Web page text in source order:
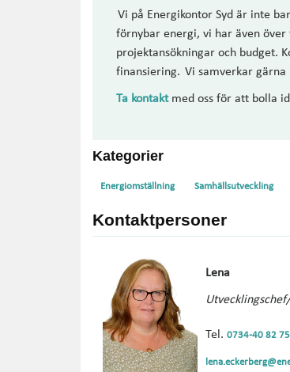
Vi på Energikontor Syd är inte
förnybar energi, vi har även
projektansökningar och budget.
finansiering. Vi samverkar
Ta kontaktmed oss för att bolla
Kategorier
Energiomställning Samhällsutveckling
Kontaktpersoner
Lena
Tel. 0734-40 82 75